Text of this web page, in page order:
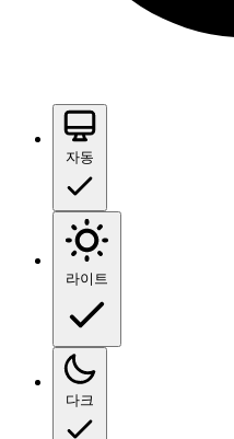
자동
라이트
다크